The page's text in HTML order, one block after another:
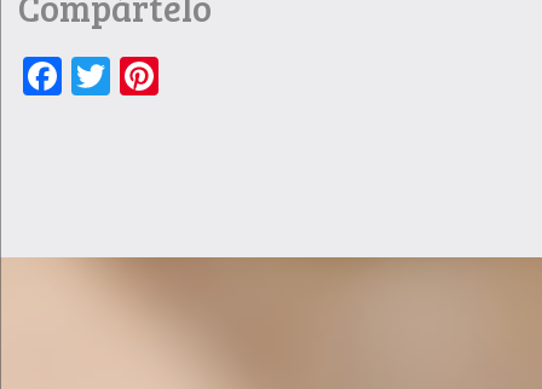
Facebook
Twitter